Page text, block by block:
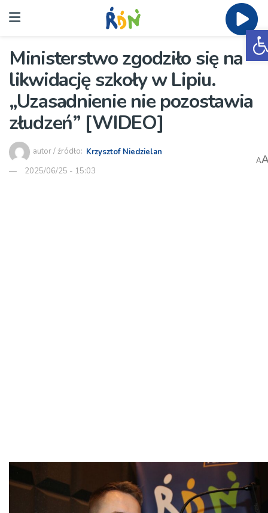
Ministerstwo zgodziło się na
likwidację szkoły w Lipiu.
„Uzasadnienie nie pozostawia
złudzeń” [WIDEO]
autor / źródło: Krzysztof Niedzielan
2025/06/25 - 15:03
A